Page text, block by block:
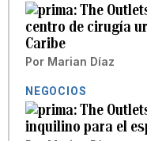
The
centro de cirugía
Caribe
Por Marian Díaz
NEGOCIOS
The
inquilino para el